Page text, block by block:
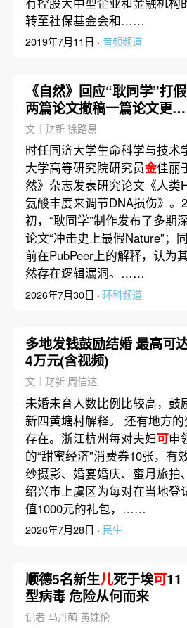
转至社保基金会和……
2019年7月11日 · 音频频道
《自然》回应“耿同学”打假
两篇论文撤稿一篇论文更正
(含视频)
文｜财新 徐路易
时任同济大学生命科学与技术
大学高等研究院研究员金佳丽
然》杂志发表研究论文《人类
氨酸丰度来调节DNA损伤》。
初，“耿同学”制作发布了多期
论文“冲击史上最假Nature”；
前在PubPeer上的解释，认为
然存在逻辑漏洞。……
2026年7月30日 · 环科频道
多地发钱鼓励结婚 最高可
4万元(含视频)
文｜财新 周信达
未婚未育人数比例比较高，鼓
新四黄塘村解释。 还有地方
存在。浙江杭州每对夫妇可申
的“甜蜜经济”消费券10张，有
纱摄影、婚宴婚庆、蜜月旅拍
绍兴市上虞区为每对在当地登
值1000元的礼包，……
2026年7月28日 · 民生
顺德5名新生儿死于埃可11
型病毒 危险从何而来
记者 马丹萌 黄姝伦